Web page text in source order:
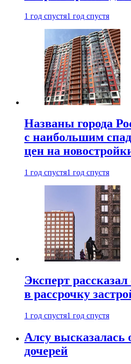
1 год спустя1 год спустя
Названы города
с наибольшим
цен на
1 год спустя1 год спустя
Эксперт
в рассрочку
1 год спустя1 год спустя
Алсу высказалась
дочерей